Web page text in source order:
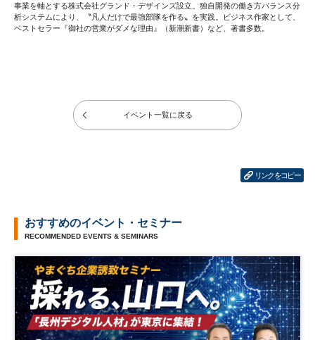
事業を軸とする株式会社グランド・デザインズ設立。独自開発の働き方バランス分
析システムにより、〝凡人だけで最強部隊を作る〟を実践。ビジネス作家として、
ベストセラー『御社の営業がダメな理由』（新潮新書）など、著書多数。
イベント一覧に戻る
リンクをコピー
おすすめのイベント・セミナー
RECOMMENDED EVENTS & SEMINARS